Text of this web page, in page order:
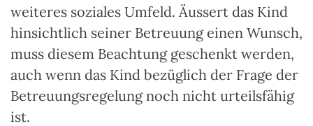
weiteres soziales Umfeld. Äussert das Kind
hinsichtlich seiner Betreuung einen Wunsch,
muss diesem Beachtung geschenkt werden,
auch wenn das Kind bezüglich der Frage der
Betreuungsregelung noch nicht urteilsfähig
ist.